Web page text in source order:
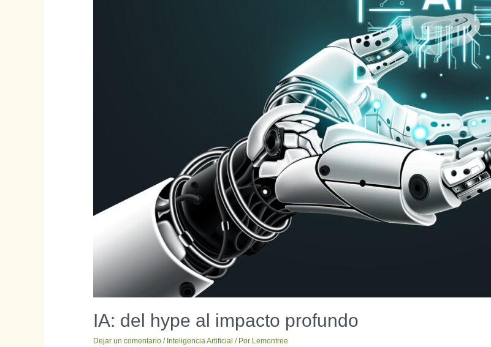
IA: del hype al impacto profundo
Dejar un comentario / Inteligencia Artificial / Por Lemontree